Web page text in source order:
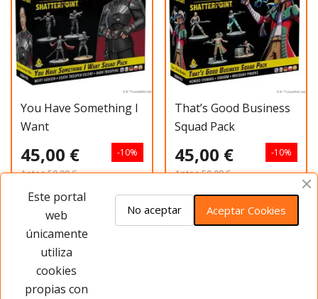
You Have Something I
Want
45,00 €
Antes50,00 €
-10%
Añadir al carrito
That’s Good Business
Squad Pack
45,00 €
Antes50,00 €
-10%
Añadir al carrito
Este portal
web
únicamente
utiliza
cookies
propias con
Aceptar Cookies
No aceptar